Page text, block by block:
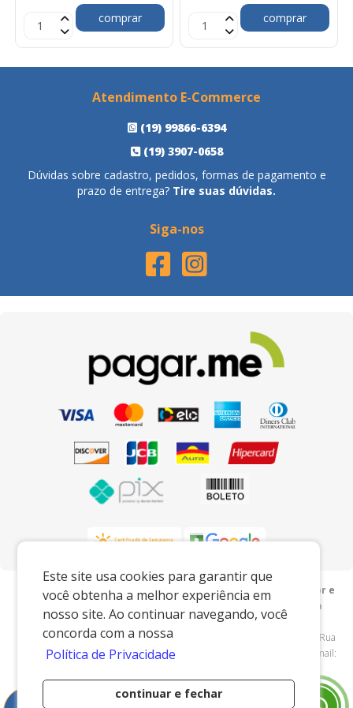
Este site usa cookies para garantir que
você obtenha a melhor experiência em
nosso site. Ao continuar navegando, você
concorda com a nossa
Política de Privacidade
continuar e fechar
comprar
comprar
Atendimento E-Commerce
(19) 99866-6394
(19) 3907-0658
Dúvidas sobre cadastro, pedidos, formas de pagamento e
prazo de entrega? Tire suas dúvidas.
Siga-nos
Preços e condições exclusivos para o www.mdfnaweb.com.br e
para o televendas, podendo sofrer alterações sem prévia
notiﬁcação.
MDF na Web|21.013.919/0001-90
| Rua
Henrique Rebieri - 115 - Centro (Arcadas) - Amparo/SP - 13908040 - E-mail:
Desenvolvido por